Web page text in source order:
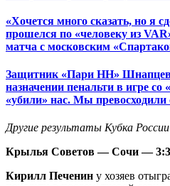
«Хочется много сказать, но я
прошелся по «человеку из
матча с московским
Защитник «Пари НН» Шнапцев
назначении пенальти в игре
«убили» нас. Мы превосходили
Другие результаты Кубка
Крылья Советов — Сочи —
Кирилл Печенин у хозяев